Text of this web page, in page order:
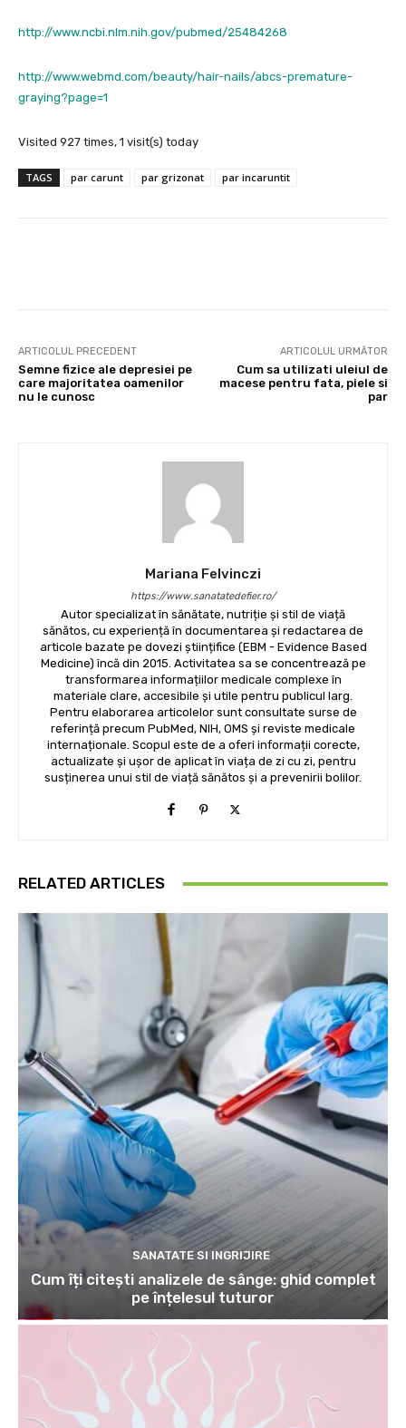
http://www.ncbi.nlm.nih.gov/pubmed/25484268
http://www.webmd.com/beauty/hair-nails/abcs-premature-
graying?page=1
Visited 927 times, 1 visit(s) today
TAGS par carunt par grizonat par incaruntit
ARTICOLUL PRECEDENT
Semne fizice ale depresiei pe
care majoritatea oamenilor
nu le cunosc
ARTICOLUL URMĂTOR
Cum sa utilizati uleiul de
macese pentru fata, piele si
par
Mariana Felvinczi
https://www.sanatatedefier.ro/
Autor specializat în sănătate, nutriție și stil de viață
sănătos, cu experiență în documentarea și redactarea de
articole bazate pe dovezi științifice (EBM - Evidence Based
Medicine) încă din 2015. Activitatea sa se concentrează pe
transformarea informațiilor medicale complexe în
materiale clare, accesibile și utile pentru publicul larg.
Pentru elaborarea articolelor sunt consultate surse de
referință precum PubMed, NIH, OMS și reviste medicale
internaționale. Scopul este de a oferi informații corecte,
actualizate și ușor de aplicat în viața de zi cu zi, pentru
susținerea unui stil de viață sănătos și a prevenirii bolilor.
RELATED ARTICLES
SANATATE SI INGRIJIRE
Cum îți citești analizele de sânge: ghid complet
pe înțelesul tuturor